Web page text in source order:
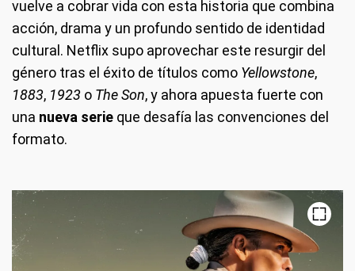
vuelve a cobrar vida con esta historia que combina
acción, drama y un profundo sentido de identidad
cultural. Netflix supo aprovechar este resurgir del
género tras el éxito de títulos como Yellowstone,
1883, 1923 o The Son, y ahora apuesta fuerte con
una nueva serie que desafía las convenciones del
formato.